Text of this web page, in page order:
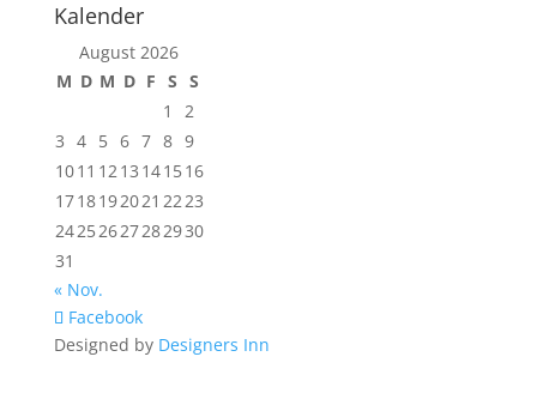
Kalender
August 2026
M D M D F S S
1
2
3 4 5 6 7 8 9
1011 1213 141516
1718192021 2223
24252627282930
31
« Nov.
Facebook
Designed by Designers Inn